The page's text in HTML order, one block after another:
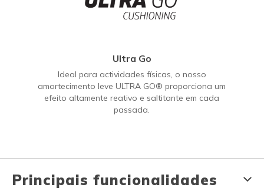
Ultra Go
Ideal para actividades físicas, o nosso
amortecimento leve ULTRA GO® proporciona um
efeito altamente reativo e saltitante em cada
passada.
Principais funcionalidades